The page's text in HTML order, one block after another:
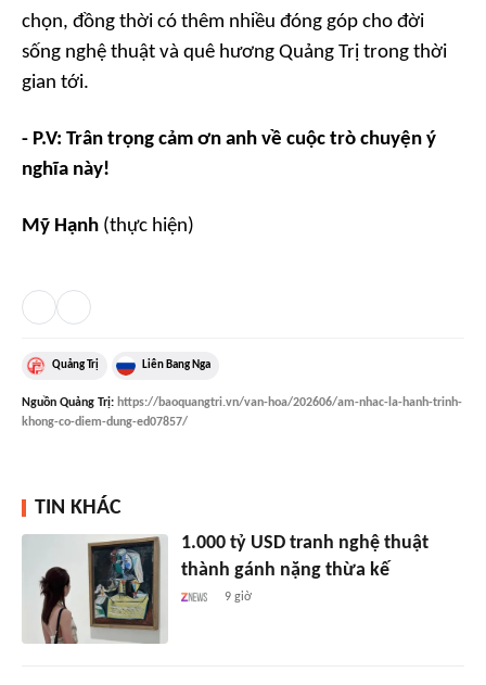
chọn, đồng thời có thêm nhiều đóng góp cho đời
sống nghệ thuật và quê hương Quảng Trị trong thời
gian tới.
- P.V: Trân trọng cảm ơn anh về cuộc trò chuyện ý
nghĩa này!
Mỹ Hạnh (thực hiện)
Quảng Trị Liên Bang Nga
Nguồn Quảng Trị: https://baoquangtri.vn/van-hoa/202606/am-nhac-la-hanh-trinh-
khong-co-diem-dung-ed07857/
TIN KHÁC
1.000 tỷ USD tranh nghệ thuật
thành gánh nặng thừa kế
9 giờ